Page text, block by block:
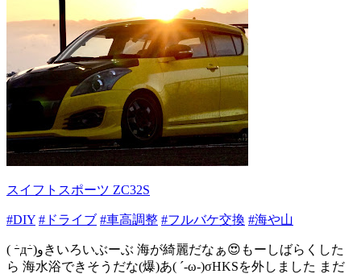
スイフトスポーツ ZC32S
#DIY #ドライブ #車高調整 #フルバケ交換 #海や山
( ｰ̀дｰ́)وきいろいぶーぶ 海が綺麗だなぁ😍もーしばらくした
ら 海水浴できそうだな(爆)あ( ´-ω-)σHKSを外しました まだ